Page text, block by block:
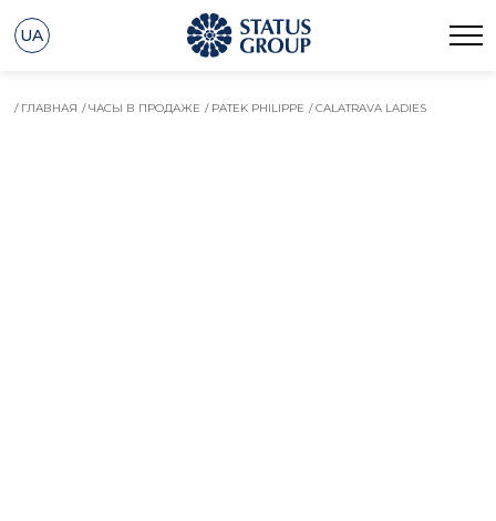
UA
/ ГЛАВНАЯ / ЧАСЫ В ПРОДАЖЕ / PATEK PHILIPPE / CALATRAVA LADIES